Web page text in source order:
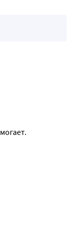
что позволяет
наук и